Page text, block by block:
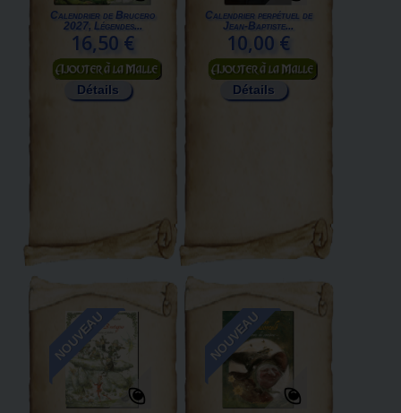
Calendrier de Brucero
2027, Légendes...
16,50 €
Ajouter au panier
Détails
Calendrier perpétuel de
Jean-Baptiste...
10,00 €
Ajouter au panier
Détails
NOUVEAU NOUVEAU